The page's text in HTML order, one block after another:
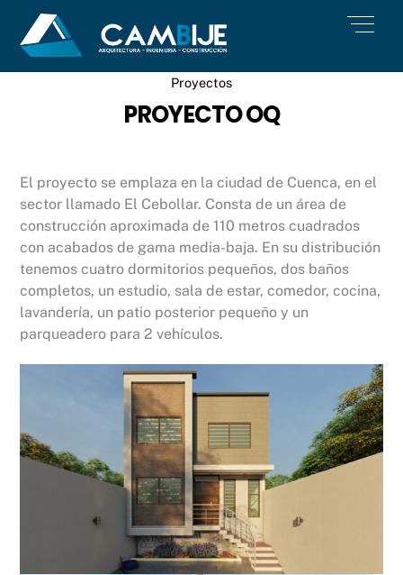
content
Proyectos
PROYECTO OQ
El proyecto se emplaza en la ciudad de Cuenca, en el
sector llamado El Cebollar. Consta de un área de
construcción aproximada de 110 metros cuadrados
con acabados de gama media-baja. En su distribución
tenemos cuatro dormitorios pequeños, dos baños
completos, un estudio, sala de estar, comedor, cocina,
lavandería, un patio posterior pequeño y un
parqueadero para 2 vehículos.